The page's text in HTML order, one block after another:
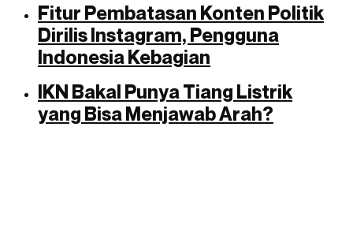
Fitur Pembatasan Konten Politik
Dirilis Instagram, Pengguna
Indonesia Kebagian
IKN Bakal Punya Tiang Listrik
yang Bisa Menjawab Arah?